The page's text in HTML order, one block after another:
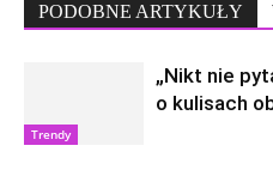
PODOBNE ARTYKUŁY
Trendy
„Nikt nie
o kulisach